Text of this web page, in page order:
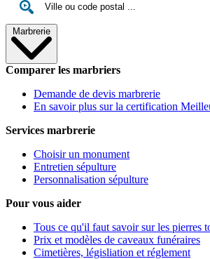
Marbrerie
Comparer les marbriers
Demande de devis marbrerie
En savoir plus sur la certification
Services marbrerie
Choisir un monument
Entretien sépulture
Personnalisation sépulture
Pour vous aider
Tous ce qu'il faut savoir sur les pierres
Prix et modèles de caveaux funéraires
Cimetières, législiation et réglement